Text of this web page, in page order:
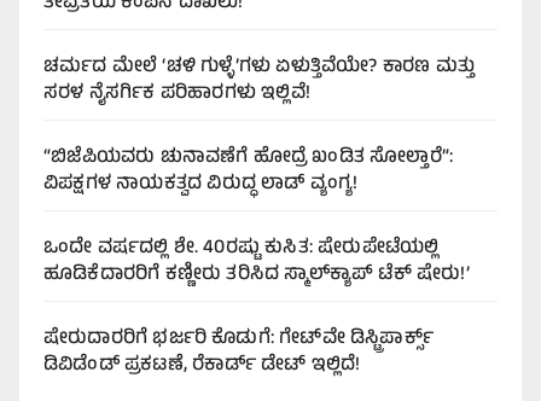
ಚರ್ಮದ ಮೇಲೆ ‘ಚಳಿ ಗುಳ್ಳೆ’ಗಳು ಏಳುತ್ತಿವೆಯೇ? ಕಾರಣ ಮತ್ತು
ಸರಳ ನೈಸರ್ಗಿಕ ಪರಿಹಾರಗಳು ಇಲ್ಲಿವೆ!
“ಬಿಜೆಪಿಯವರು ಚುನಾವಣೆಗೆ ಹೋದ್ರೆ ಖಂಡಿತ ಸೋಲ್ತಾರೆ”:
ವಿಪಕ್ಷಗಳ ನಾಯಕತ್ವದ ವಿರುದ್ಧ ಲಾಡ್ ವ್ಯಂಗ್ಯ!
ಒಂದೇ ವರ್ಷದಲ್ಲಿ ಶೇ. 40ರಷ್ಟು ಕುಸಿತ: ಷೇರುಪೇಟೆಯಲ್ಲಿ
ಹೂಡಿಕೆದಾರರಿಗೆ ಕಣ್ಣೀರು ತರಿಸಿದ ಸ್ಮಾಲ್‌ಕ್ಯಾಪ್ ಟೆಕ್ ಷೇರು!’
ಷೇರುದಾರರಿಗೆ ಭರ್ಜರಿ ಕೊಡುಗೆ: ಗೇಟ್‌ವೇ ಡಿಸ್ಟ್ರಿಪಾರ್ಕ್ಸ್
ಡಿವಿಡೆಂಡ್ ಪ್ರಕಟಣೆ, ರೆಕಾರ್ಡ್ ಡೇಟ್ ಇಲ್ಲಿದೆ!